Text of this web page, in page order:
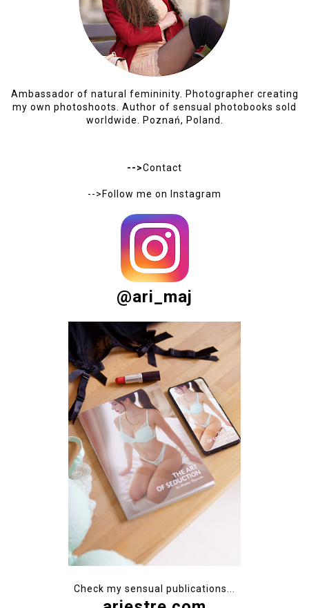
Ambassador of natural femininity. Photographer creating
my own photoshoots. Author of sensual photobooks sold
worldwide. Poznań, Poland.
-->Contact
-->Follow me on Instagram
@ari_maj
Check my sensual publications...